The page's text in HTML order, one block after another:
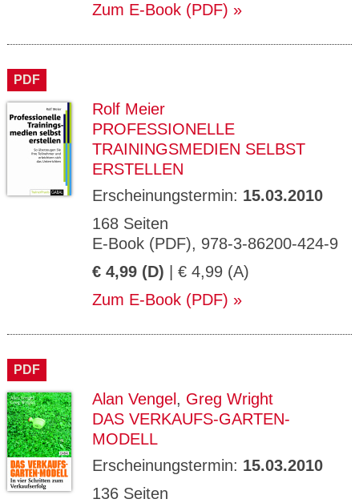
Zum E-Book (PDF)
PDF
Rolf Meier
PROFESSIONELLE
TRAININGSMEDIEN SELBST
ERSTELLEN
Erscheinungstermin: 15.03.2010
168 Seiten
E-Book (PDF), 978-3-86200-424-9
€ 4,99 (D) | € 4,99 (A)
Zum E-Book (PDF)
PDF
Alan Vengel , Greg Wright
DAS VERKAUFS-GARTEN-
MODELL
Erscheinungstermin: 15.03.2010
136 Seiten